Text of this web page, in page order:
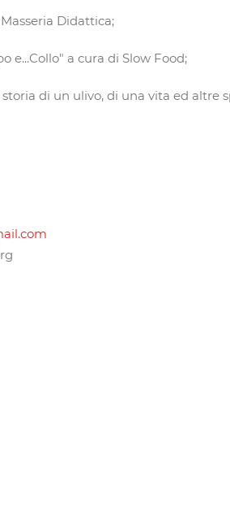
Didattica;
e...Collo" a cura di Slow Food;
di un ulivo, di una vita ed altre